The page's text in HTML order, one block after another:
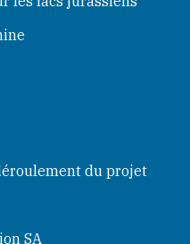
du projet
SA